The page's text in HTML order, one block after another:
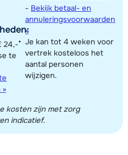
24,-
te
»
- Bekijk betaal- en
annuleringsvoorwaarden
»
Je kan tot 4 weken voor
vertrek kosteloos het
aantal personen
wijzigen.
kosten zijn met zorg
indicatief.